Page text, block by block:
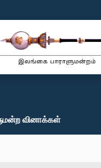
வினாக்கள்